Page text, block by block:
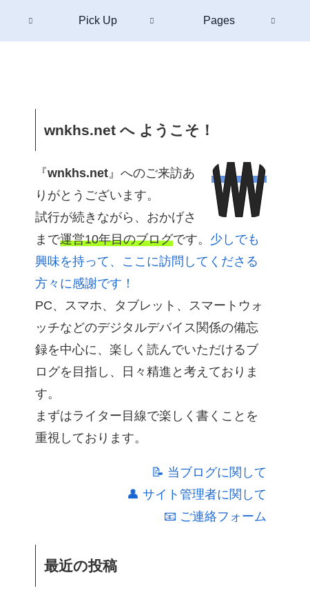
Pick Up Pages
wnkhs.net へ ようこそ！
『wnkhs.net 』へのご来訪あ
りがとうございます。
試行が続きながら、おかげさ
まで運営10年目のブログです。 少しでも
興味を持って、ここに訪問してくださる
方々に感謝です！
PC、スマホ、タブレット、スマートウォ
ッチなどのデジタルデバイス関係の備忘
録を中心に、楽しく読んでいただけるブ
ログを目指し、日々精進と考えておりま
す。
まずはライター目線で楽しく書くことを
重視しております。
📝 当ブログに関して
👤 サイト管理者に関して
📧 ご連絡フォーム
最近の投稿